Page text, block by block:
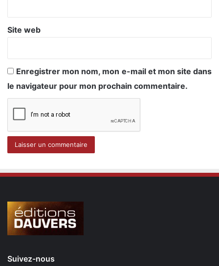
Site web
Enregistrer mon nom, mon e-mail et mon site dans
le navigateur pour mon prochain commentaire.
Suivez-nous